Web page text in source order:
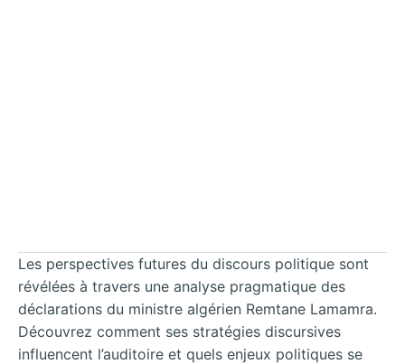
Les perspectives futures du discours politique sont
révélées à travers une analyse pragmatique des
déclarations du ministre algérien Remtane Lamamra.
Découvrez comment ses stratégies discursives
influencent l’auditoire et quels enjeux politiques se